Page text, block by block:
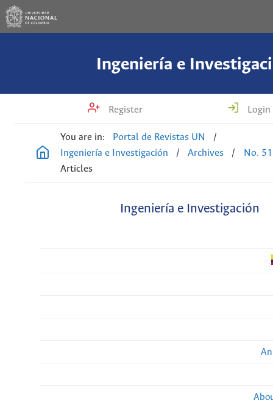
Ingeniería e
Register Login
You are in: Portal de Revistas UN
/
Ingeniería e Investigación
/ Archives /
No.
Articles
Ingeniería e Investigación